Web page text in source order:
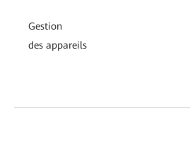
Gestion
des appareils